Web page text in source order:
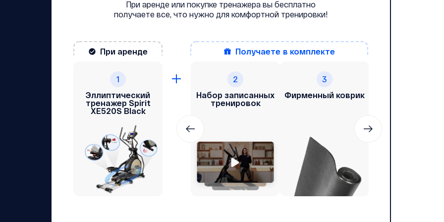
При аренде или покупке тренажера вы бесплатно
получаете все, что нужно для комфортной тренировки!
При аренде
1
Эллиптический
тренажер Spirit
ХЕ520S Black
получаете в комплекте
2
Набор записанных
тренировок
3
Фирменный коврик